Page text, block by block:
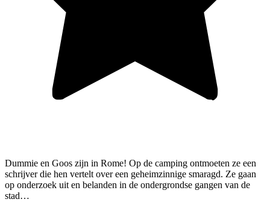
Dummie en Goos zijn in Rome! Op de camping ontmoeten ze een
schrijver die hen vertelt over een geheimzinnige smaragd. Ze gaan
op onderzoek uit en belanden in de ondergrondse gangen van de
stad…